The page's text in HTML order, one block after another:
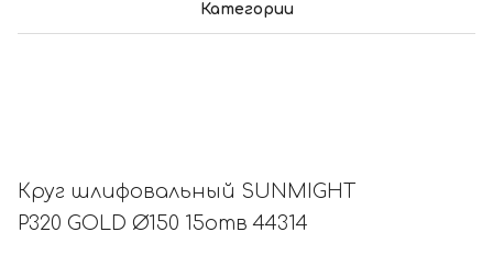
Категории
Круг шлифовальный SUNMIGHT
P320 GOLD Ø150 15отв 44314